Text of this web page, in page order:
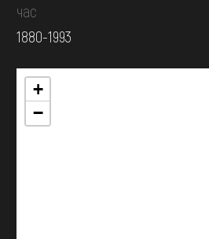
час
1880-1993
+
−